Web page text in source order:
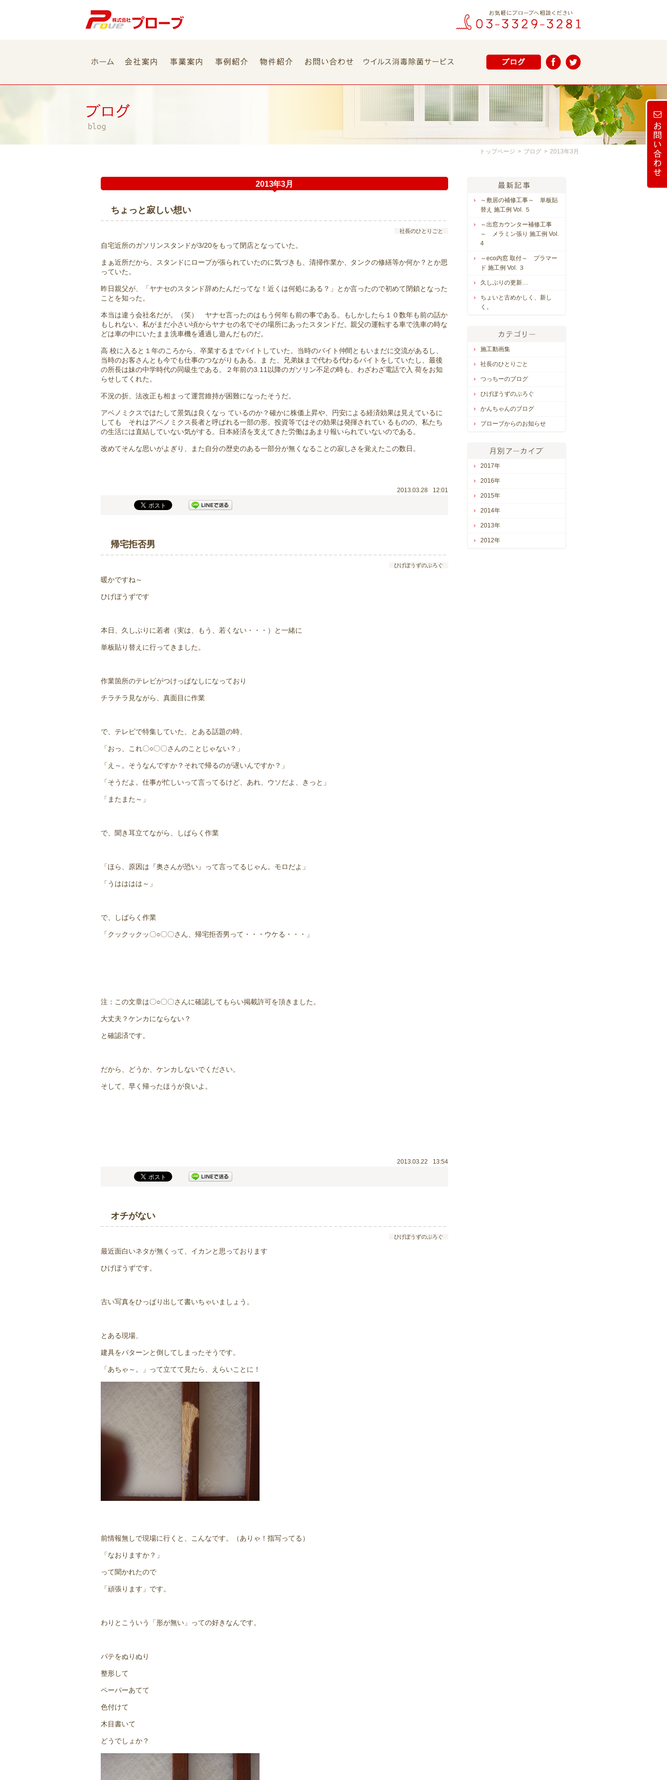
トップページ > ブログ > 2013年3月
2013年3月
ちょっと寂しい想い
社長のひとりごと
自宅近所のガソリンスタンドが3/20をもって閉店となっていた。
まぁ近所だから、スタンドにロープが張られていたのに気づきも、清掃作業か、タンクの修繕等か何か？とか思
っていた。
昨日親父が、「ヤナセのスタンド辞めたんだってな！近くは何処にある？」とか言ったので初めて閉鎖となった
ことを知った。
本当は違う会社名だが。（笑） ヤナセ言ったのはもう何年も前の事である。もしかしたら１０数年も前の話か
もしれない。私がまだ小さい頃からヤナセの名でその場所にあったスタンドだ。親父の運転する車で洗車の時な
どは車の中にいたまま洗車機を通過し遊んだものだ。
高 校に入ると１年のころから、卒業するまでバイトしていた。当時のバイト仲間ともいまだに交流があるし、
当時のお客さんとも今でも仕事のつながりもある。ま た、兄弟妹まで代わる代わるバイトをしていたし、最後
の所長は妹の中学時代の同級生である。２年前の3.11以降のガソリン不足の時も、わざわざ電話で入 荷をお知
らせしてくれた。
不況の折、法改正も相まって運営維持が困難になったそうだ。
アベノミクスではたして景気は良くなっ ているのか？確かに株価上昇や、円安による経済効果は見えているに
しても それはアベノミクス長者と呼ばれる一部の形。投資等ではその効果は発揮されてい るものの、私たち
の生活には直結していない気がする。日本経済を支えてきた労働はあまり報いられていないのである。
改めてそんな思いがよぎり、また自分の歴史のある一部分が無くなることの寂しさを覚えたこの数日。
2013.03.28 12:01
帰宅拒否男
ひげぼうずのぶろぐ
暖かですね～
ひげぼうずです
本日、久しぶりに若者（実は、もう、若くない・・・）と一緒に
単板貼り替えに行ってきました。
作業箇所のテレビがつけっぱなしになっており
チラチラ見ながら、真面目に作業
で、テレビで特集していた、とある話題の時、
「おっ、これ〇○〇〇さんのことじゃない？」
「え～。そうなんですか？それで帰るのが遅いんですか？」
「そうだよ。仕事が忙しいって言ってるけど、あれ、ウソだよ、きっと」
「またまた～」
で、聞き耳立てながら、しばらく作業
「ほら、原因は『奥さんが恐い』って言ってるじゃん。モロだよ」
「うはははは～」
で、しばらく作業
「クックックッ〇○〇〇さん、帰宅拒否男って・・・ウケる・・・」
注：この文章は〇○〇〇さんに確認してもらい掲載許可を頂きました。
大丈夫？ケンカにならない？
と確認済です。
だから、どうか、ケンカしないでください。
そして、早く帰ったほうが良いよ。
2013.03.22 13:54
オチがない
ひげぼうずのぶろぐ
最近面白いネタが無くって、イカンと思っております
ひげぼうずです。
古い写真をひっぱり出して書いちゃいましょう。
とある現場、
建具をバターンと倒してしまったそうです。
「あちゃ～。」って立てて見たら、えらいことに！
前情報無しで現場に行くと、こんなです。（ありゃ！指写ってる）
「なおりますか？」
って聞かれたので
「頑張ります」です。
わりとこういう「形が無い」っての好きなんです。
パテをぬりぬり
整形して
ペーパーあてて
色付けて
木目書いて
どうでしょか？
～敷居の補修工事～ 単板貼
替え 施工例 Vol. ５
～出窓カウンター補修工事
～ メラミン張り 施工例 Vol.
4
～eco内窓 取付～ プラマー
ド 施工例 Vol. ３
久しぶりの更新…
ちょいと古めかしく、新し
く。
施工動画集
社長のひとりごと
つっちーのブログ
ひげぼうずのぶろぐ
かんちゃんのブログ
プローブからのお知らせ
2017年
2016年
2015年
2014年
2013年
2012年